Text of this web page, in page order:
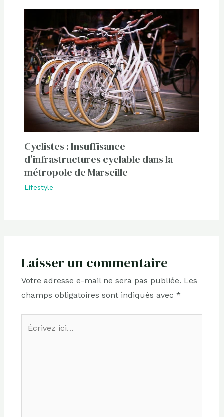
Cyclistes : Insuffisance
d’infrastructures cyclable dans la
métropole de Marseille
Lifestyle
Laisser un commentaire
Votre adresse e-mail ne sera pas publiée. Les
champs obligatoires sont indiqués avec *